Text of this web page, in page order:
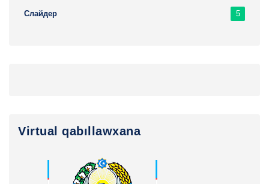
Слайдер 5
Virtual qabıllawxana